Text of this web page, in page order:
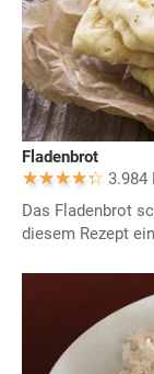
Fladenbrot
3.984
Das Fladenbrot
diesem Rezept